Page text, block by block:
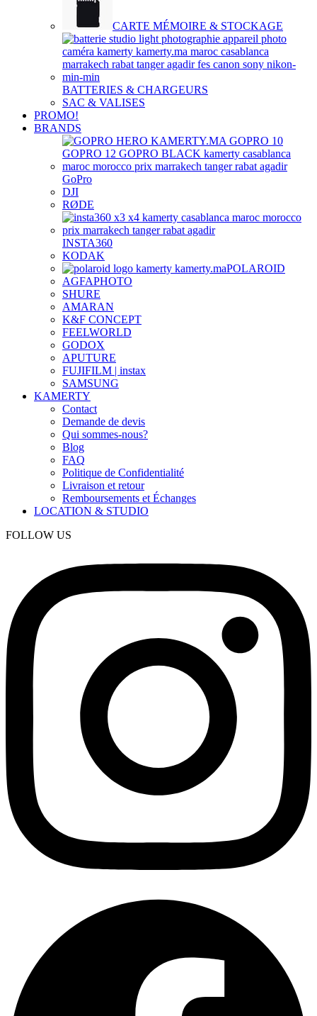
CARTE MÉMOIRE & STOCKAGE
BATTERIES & CHARGEURS
SAC & VALISES
PROMO!
BRANDS
GoPro
DJI
RØDE
INSTA360
KODAK
POLAROID
AGFAPHOTO
SHURE
AMARAN
K&F CONCEPT
FEELWORLD
GODOX
APUTURE
FUJIFILM | instax
SAMSUNG
KAMERTY
Contact
Demande de devis
Qui sommes-nous?
Blog
FAQ
Politique de Confidentialité
Livraison et retour
Remboursements et Échanges
LOCATION & STUDIO
FOLLOW US